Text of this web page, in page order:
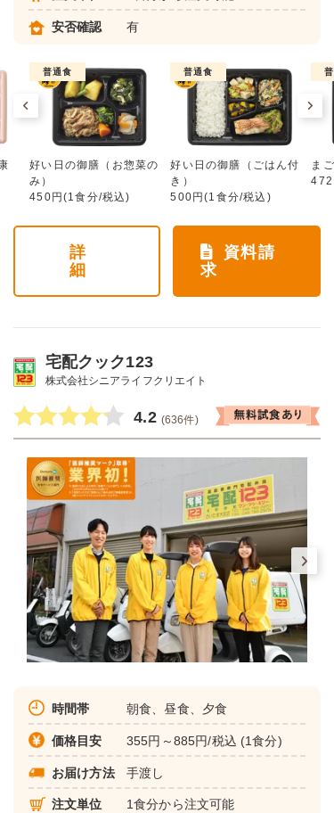
安否確認 有
普通食
好い日の御膳（お惣菜の
み）
450円(1食分/税込)
普通食
好い日の御膳（ごはん付
き）
500円(1食分/税込)
ま
詳
細
資料請
求
宅配クック123
株式会社シニアライフクリエイト
4.2 (636件)
時間帯 朝食、昼食、夕食
価格目安 355円～885円/税込 (1食分)
お届け方法 手渡し
注文単位 1食分から注文可能